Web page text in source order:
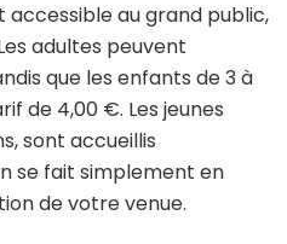
accessible au grand public,
adultes peuvent
que les enfants de 3 à
de 4,00 €. Les jeunes
sont accueillis
se fait simplement en
de votre venue.